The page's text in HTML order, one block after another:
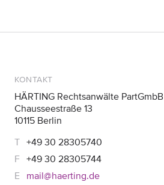
KONTAKT
HÄRTING Rechtsanwälte PartGmbB
Chausseestraße 13
10115 Berlin
+49 30 28305740
+49 30 28305744
mail@haerting.de